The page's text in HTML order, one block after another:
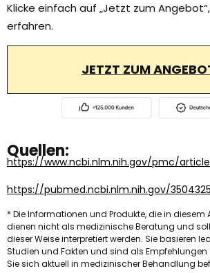
Klicke einfach auf „Jetzt zum
erfahren.
JETZT ZUM
Quellen:
https://www.ncbi.nlm.nih.gov/pmc/
https://pubmed.ncbi.nlm.nih.gov/
* Die Informationen und Produkte, die in diesem
dienen nicht als medizinische Beratung und
dieser Weise interpretiert werden. Sie basieren
Studien und Fakten und sind als Empfehlungen
Sie sich aktuell in medizinischer Behandlung